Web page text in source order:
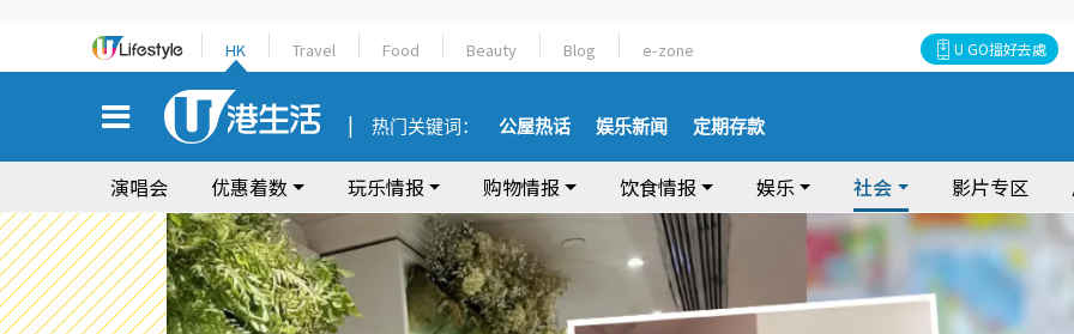
HK Travel Food Beauty Blog e-zone U GO搵好去處
热门关键词： 公屋热话 娱乐新闻 定期存款
演唱会 优惠着数 玩乐情报 购物情报 饮食情报 娱乐 社会 影片专区